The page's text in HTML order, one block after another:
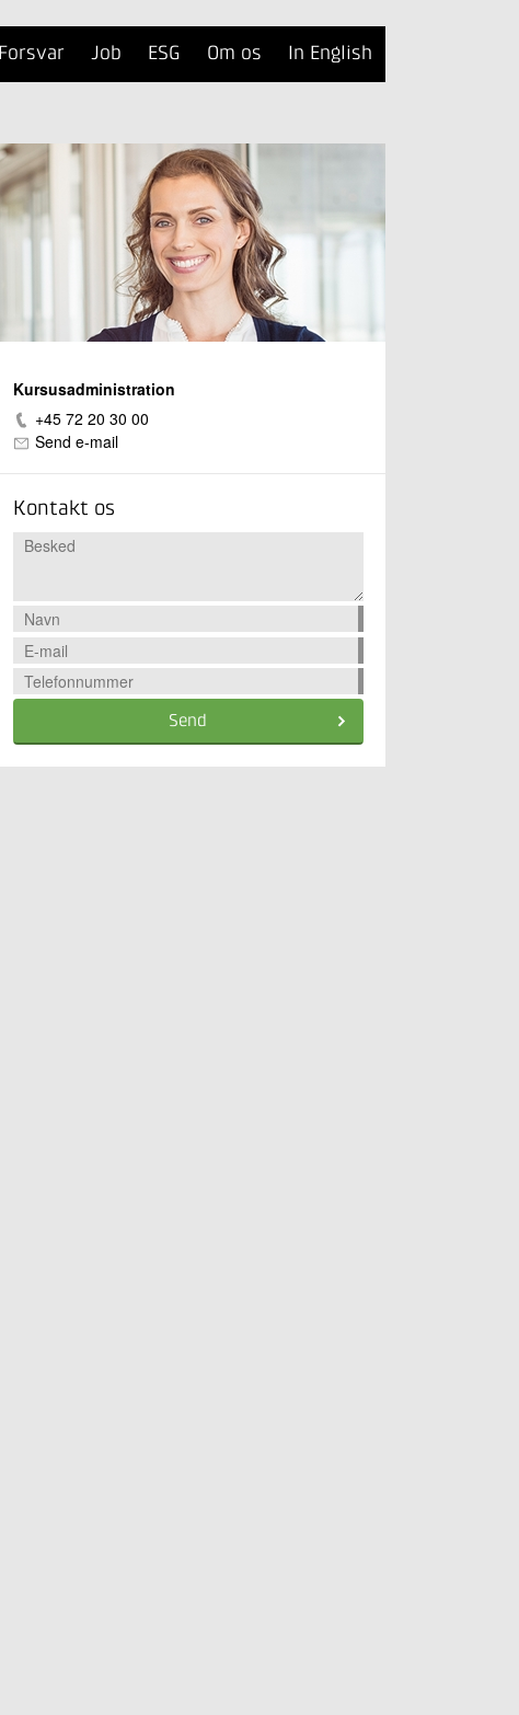
Forsvar Job ESG Om os In English
Kursusadministration
+45 72 20 30 00
Send e-mail
Kontakt os
Send